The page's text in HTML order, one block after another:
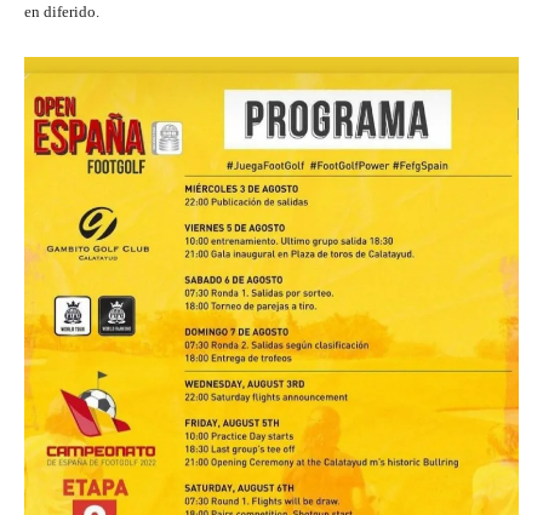
en diferido.